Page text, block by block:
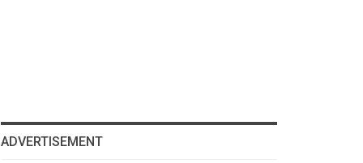
ADVERTISEMENT